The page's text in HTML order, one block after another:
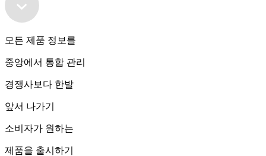
모든 제품 정보를
중앙에서 통합 관리
경쟁사보다 한발
앞서 나가기
소비자가 원하는
제품을 출시하기